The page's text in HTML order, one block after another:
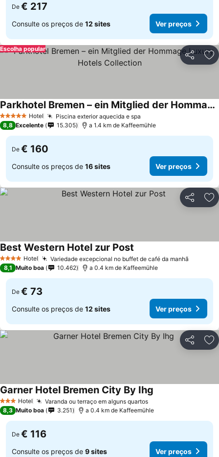
De € 217
Consulte os preços de 12 sites Ver preços
Partilhar
Escolha popular
5 Estrelas Hotel Piscina exterior aquecida e spa
Parkhotel Bremen – ein Mitglied der Hommage Luxury Hotels Collection
8,8 Excelente 15.305 a 1.4 km de Kaffeemühle
De € 160
Consulte os preços de 16 sites Ver preços
Partilhar
4 EstrelasHotel Variedade excepcional no buffet de café da manhã
Best Western Hotel zur Post
8,1 Muito boa 10.462 a 0.4 km de Kaffeemühle
De € 73
Consulte os preços de 12 sites Ver preços
Partilhar
3 EstrelasHotel Varanda ou terraço em alguns quartos
Garner Hotel Bremen City By Ihg
8,3 Muito boa 3.251 a 0.4 km de Kaffeemühle
De € 116
Consulte os preços de 9 sites Ver preços